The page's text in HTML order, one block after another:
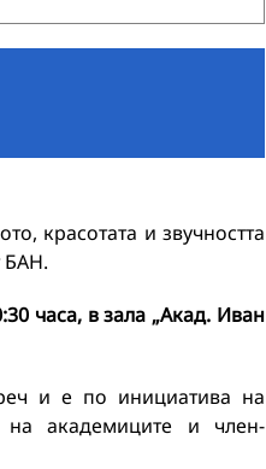
красотата и звучността
БАН.
часа, в зала „Акад. Иван
и е по инициатива на
на академиците и член-